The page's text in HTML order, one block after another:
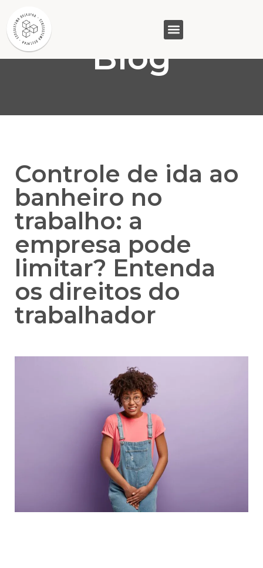
Blog
Controle de ida ao
banheiro no
trabalho: a
empresa pode
limitar? Entenda
os direitos do
trabalhador